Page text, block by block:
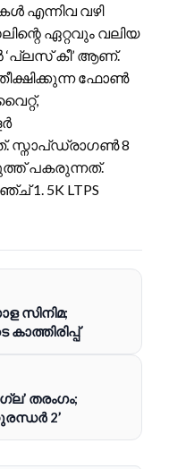
എന്നിവ വഴി
ഏറ്റവും വലിയ
കീ’ ആണ്.
ഫോൺ
സ്നാപ്ഡ്രാഗൺ 8
പകരുന്നത്.
1. 5K LTPS
സിനിമ;
തരംഗം;
2’